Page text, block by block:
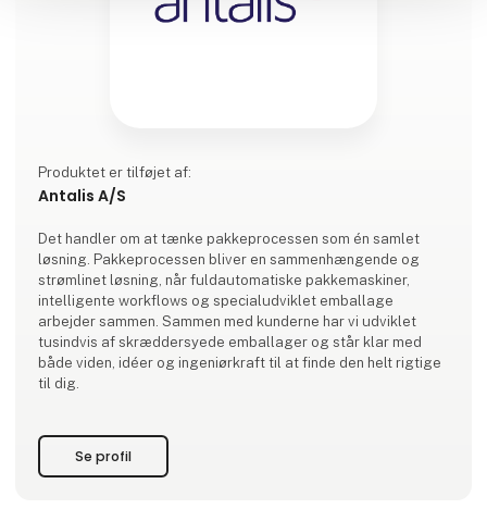
Produktet er tilføjet af:
Antalis A/S
Det handler om at tænke pakkeprocessen som én samlet
løsning. Pakkeprocessen bliver en sammenhængende og
strømlinet løsning, når fuldautomatiske pakkemaskiner,
intelligente workflows og specialudviklet emballage
arbejder sammen. Sammen med kunderne har vi udviklet
tusindvis af skræddersyede emballager og står klar med
både viden, idéer og ingeniørkraft til at finde den helt rigtige
til dig.
Se profil